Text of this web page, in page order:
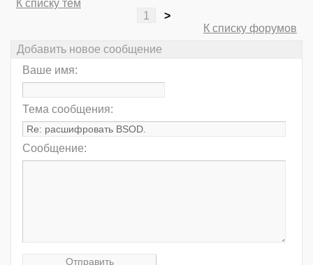
К списку тем
1
>
К списку форумов
Добавить новое сообщение
Ваше имя:
Тема сообщения:
Сообщение: